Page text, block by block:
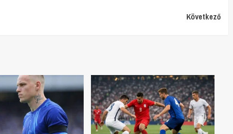
Következő